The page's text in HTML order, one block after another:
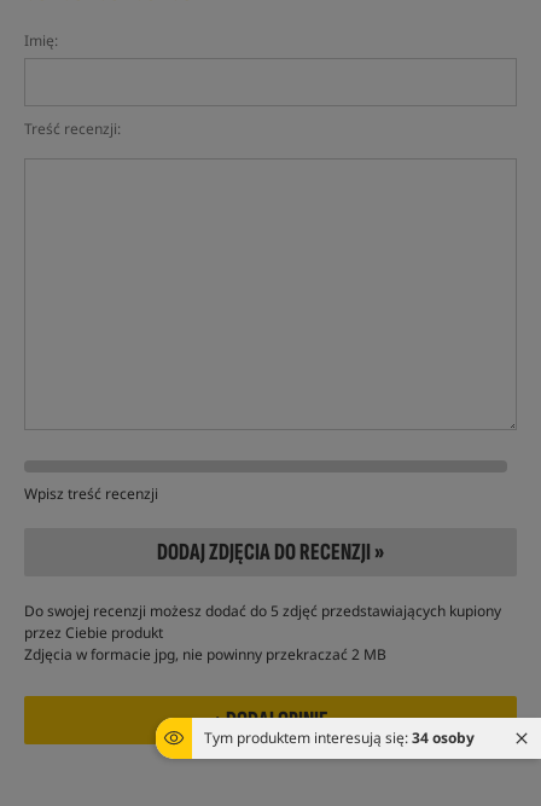
Tym produktem interesują się:34 osoby
Imię:
Treść recenzji:
Wpisz treść recenzji
DODAJ ZDJĘCIA DO RECENZJI »
Do swojej recenzji możesz dodać do 5 zdjęć przedstawiających kupiony
przez Ciebie produkt
Zdjęcia w formacie jpg, nie powinny przekraczać 2 MB